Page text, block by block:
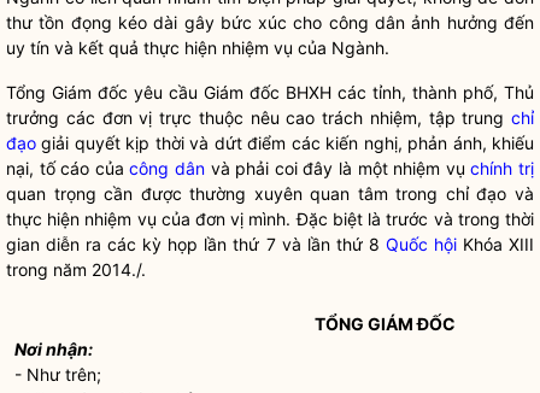
thư tồn đọng kéo dài gây bức xúc cho công dân ảnh hưởng đến
uy tín và kết quả thực hiện nhiệm vụ của Ngành.
Tổng Giám đốc yêu cầu Giám đốc BHXH các tỉnh, thành phố, Thủ
trưởng các đơn vị trực thuộc nêu cao trách nhiệm, tập trung chỉ
đạo giải quyết kịp thời và dứt điểm các kiến nghị, phản ánh, khiếu
nại, tố cáo củacông dân và phải coi đây là một nhiệm vụchính trị
quan trọng cần được thường xuyên quan tâm trong chỉ đạo và
thực hiện nhiệm vụ của đơn vị mình. Đặc biệt là trước và trong thời
gian diễn ra các kỳ họp lần thứ 7 và lần thứ 8 Quốc hộiKhóa XIII
trong năm 2014./.
Nơi nhận:
- Như trên;
TỔNG GIÁM ĐỐC